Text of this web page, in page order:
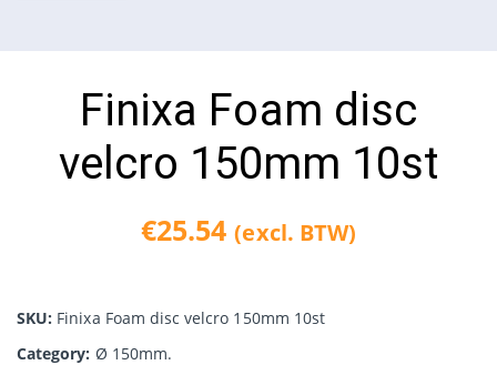
Finixa Foam disc
velcro 150mm 10st
€25.54 (excl. BTW)
SKU: Finixa Foam disc velcro 150mm 10st
Category: Ø 150mm.